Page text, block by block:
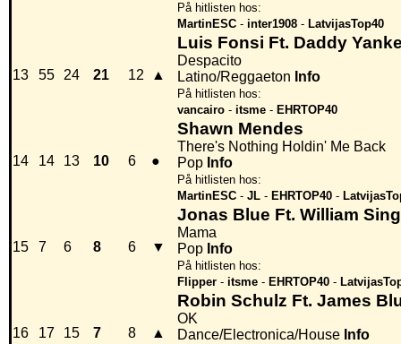
På hitlisten hos:
MartinESC - inter1908 - LatvijasTop40
13 55 24 21 12 ▲
Luis Fonsi Ft. Daddy
Despacito
Latino/Reggaeton Info
På hitlisten hos:
vancairo - itsme - EHRTOP40
14 14 13 10 6 ●
Shawn Mendes
There's Nothing Holdin' Me Back
Pop Info
På hitlisten hos:
MartinESC - JL - EHRTOP40 -
15 7 6 8 6 ▼
Jonas Blue Ft. William
Mama
Pop Info
På hitlisten hos:
Flipper - itsme - EHRTOP40 -
16 17 15 7 8 ▲
Robin Schulz Ft. James
OK
Dance/Electronica/House Info